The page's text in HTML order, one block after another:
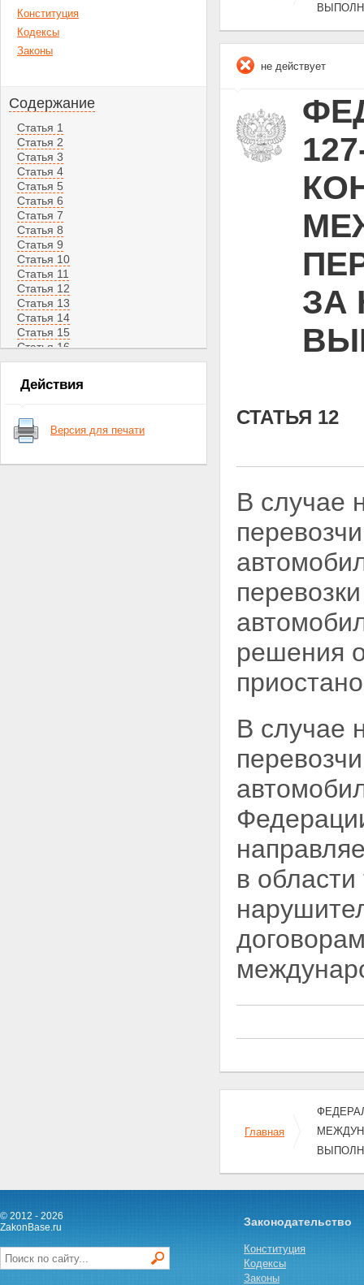
Конституция
Кодексы
Законы
Содержание
Статья 1
Статья 2
Статья 3
Статья 4
Статья 5
Статья 6
Статья 7
Статья 8
Статья 9
Статья 10
Статья 11
Статья 12
Статья 13
Статья 14
Статья 15
Статья 16
Статья 17
Статья 18
Действия
Версия для печати
не действует
ЗА
СТАТЬЯ 12
В случае
решения
В случае
в
Главная
© 2012 - 2026
ZakonBase.ru
Законодательство
Конституция
Кодексы
Законы